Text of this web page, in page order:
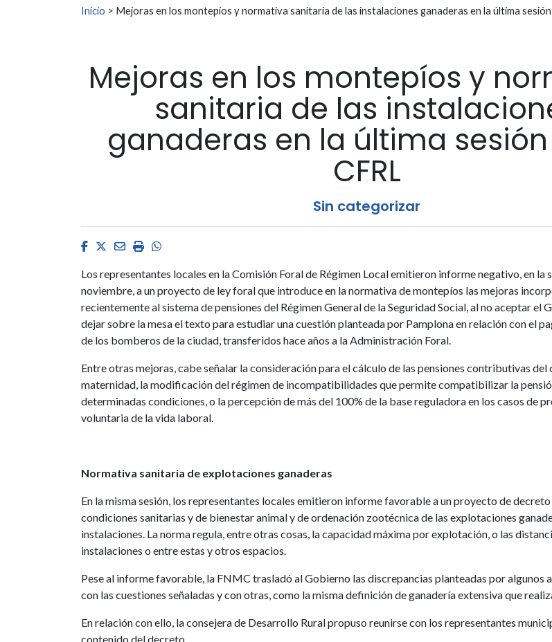
Buscar:
Inicio > Mejoras en los montepíos y normativa sanitaria de las instalaciones ganaderas en la última sesión
Mejoras en los montepíos y
sanitaria de las
ganaderas en la última
CFRL
Sin categorizar
Facebook
Twitter
EmailImprimirWhatsapp
Los representantes locales en la Comisión Foral de Régimen Local emitieron informe negativo, en la
noviembre, a un proyecto de ley foral que introduce en la normativa de montepíos las mejoras
recientemente al sistema de pensiones del Régimen General de la Seguridad Social, al no aceptar el
dejar sobre la mesa el texto para estudiar una cuestión planteada por Pamplona en relación con el
de los bomberos de la ciudad, transferidos hace años a la Administración Foral.
Entre otras mejoras, cabe señalar la consideración para el cálculo de las pensiones contributivas
maternidad, la modificación del régimen de incompatibilidades que permite compatibilizar la
determinadas condiciones, o la percepción de más del 100% de la base reguladora en los casos de
voluntaria de la vida laboral.
Normativa sanitaria de explotaciones ganaderas
En la misma sesión, los representantes locales emitieron informe favorable a un proyecto de
condiciones sanitarias y de bienestar animal y de ordenación zootécnica de las explotaciones
instalaciones. La norma regula, entre otras cosas, la capacidad máxima por explotación, o las
instalaciones o entre estas y otros espacios.
Pese al informe favorable, la FNMC trasladó al Gobierno las discrepancias planteadas por algunos
con las cuestiones señaladas y con otras, como la misma definición de ganadería extensiva que
En relación con ello, la consejera de Desarrollo Rural propuso reunirse con los representantes
contenido del decreto.